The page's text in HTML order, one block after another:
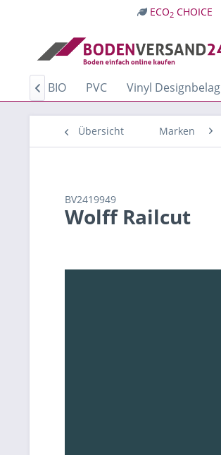
ECO2 CHOICE
BIO PVC Vinyl Designbelag

Übersicht Marken
BV2419949
Wolff Railcut